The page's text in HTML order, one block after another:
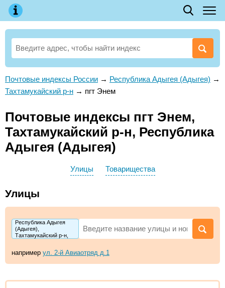
Почтовые индексы России → Республика Адыгея (Адыгея) →
Тахтамукайский р-н → пгт Энем
Почтовые индексы пгт Энем,
Тахтамукайский р-н, Республика
Адыгея (Адыгея)
Улицы Товарищества
Улицы
Республика Адыгея
(Адыгея),
Тахтамукайский р-н,
например ул. 2-й Авиаотряд д.1